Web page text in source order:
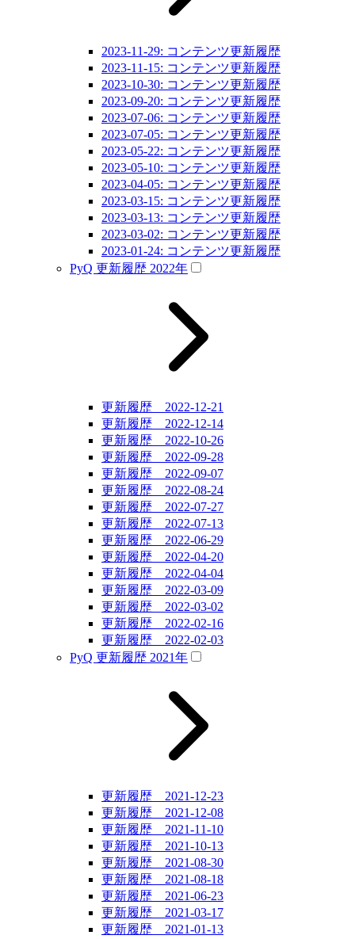
2023-11-29: コンテンツ更新履歴
2023-11-15: コンテンツ更新履歴
2023-10-30: コンテンツ更新履歴
2023-09-20: コンテンツ更新履歴
2023-07-06: コンテンツ更新履歴
2023-07-05: コンテンツ更新履歴
2023-05-22: コンテンツ更新履歴
2023-05-10: コンテンツ更新履歴
2023-04-05: コンテンツ更新履歴
2023-03-15: コンテンツ更新履歴
2023-03-13: コンテンツ更新履歴
2023-03-02: コンテンツ更新履歴
2023-01-24: コンテンツ更新履歴
PyQ 更新履歴 2022年
更新履歴 2022-12-21
更新履歴 2022-12-14
更新履歴 2022-10-26
更新履歴 2022-09-28
更新履歴 2022-09-07
更新履歴 2022-08-24
更新履歴 2022-07-27
更新履歴 2022-07-13
更新履歴 2022-06-29
更新履歴 2022-04-20
更新履歴 2022-04-04
更新履歴 2022-03-09
更新履歴 2022-03-02
更新履歴 2022-02-16
更新履歴 2022-02-03
PyQ 更新履歴 2021年
更新履歴 2021-12-23
更新履歴 2021-12-08
更新履歴 2021-11-10
更新履歴 2021-10-13
更新履歴 2021-08-30
更新履歴 2021-08-18
更新履歴 2021-06-23
更新履歴 2021-03-17
更新履歴 2021-01-13